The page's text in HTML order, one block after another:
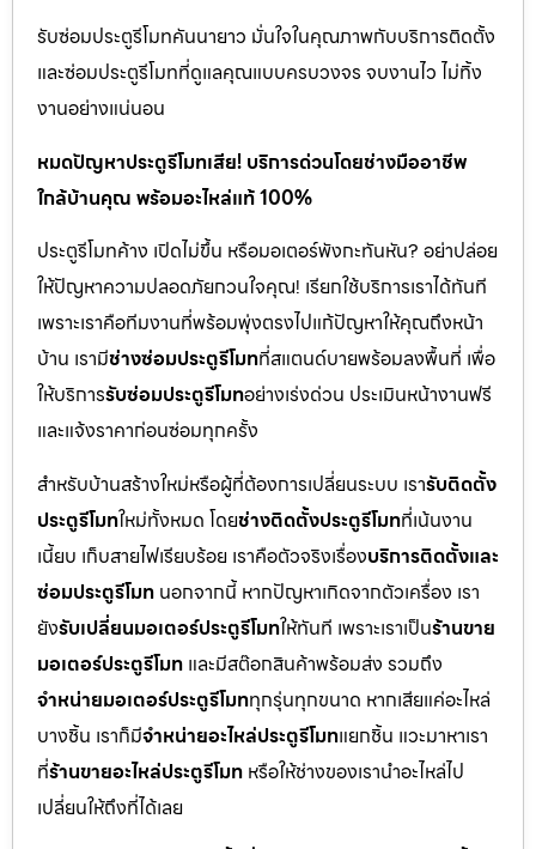
รับซ่อมประตูรีโมทคันนายาว มั่นใจในคุณภาพกับบริการติดตั้ง
และซ่อมประตูรีโมทที่ดูแลคุณแบบครบวงจร จบงานไว ไม่ทิ้ง
งานอย่างแน่นอน
หมดปัญหาประตูรีโมทเสีย! บริการด่วนโดยช่างมืออาชีพ
ใกล้บ้านคุณ พร้อมอะไหล่แท้ 100%
ประตูรีโมทค้าง เปิดไม่ขึ้น หรือมอเตอร์พังกะทันหัน? อย่าปล่อย
ให้ปัญหาความปลอดภัยกวนใจคุณ! เรียกใช้บริการเราได้ทันที
เพราะเราคือทีมงานที่พร้อมพุ่งตรงไปแก้ปัญหาให้คุณถึงหน้า
บ้าน เรามีช่างซ่อมประตูรีโมทที่สแตนด์บายพร้อมลงพื้นที่ เพื่อ
ให้บริการรับซ่อมประตูรีโมทอย่างเร่งด่วน ประเมินหน้างานฟรี
และแจ้งราคาก่อนซ่อมทุกครั้ง
สำหรับบ้านสร้างใหม่หรือผู้ที่ต้องการเปลี่ยนระบบ เรารับติดตั้ง
ประตูรีโมทใหม่ทั้งหมด โดยช่างติดตั้งประตูรีโมทที่เน้นงาน
เนี้ยบ เก็บสายไฟเรียบร้อย เราคือตัวจริงเรื่องบริการติดตั้งและ
ซ่อมประตูรีโมท นอกจากนี้ หากปัญหาเกิดจากตัวเครื่อง เรา
ยังรับเปลี่ยนมอเตอร์ประตูรีโมทให้ทันที เพราะเราเป็นร้านขาย
มอเตอร์ประตูรีโมท และมีสต๊อกสินค้าพร้อมส่ง รวมถึง
จำหน่ายมอเตอร์ประตูรีโมททุกรุ่นทุกขนาด หากเสียแค่อะไหล่
บางชิ้น เราก็มีจำหน่ายอะไหล่ประตูรีโมทแยกชิ้น แวะมาหาเรา
ที่ร้านขายอะไหล่ประตูรีโมท หรือให้ช่างของเรานำอะไหล่ไป
เปลี่ยนให้ถึงที่ได้เลย